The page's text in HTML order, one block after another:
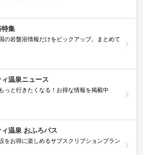
特集
の岩盤浴情報だけをピックアップ。まとめて
ィ温泉ニュース
っと行きたくなる！お得な情報を掲載中
ィ温泉 おふろパス
をお得に楽しめるサブスクリプションプラン